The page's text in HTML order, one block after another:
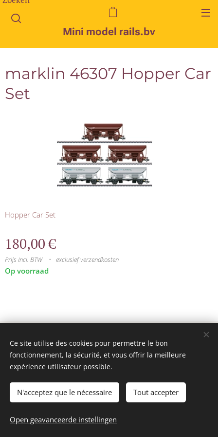
Mini model rails.bv
marklin 46307 Hopper Car
Set
Hopper Car Set
180,00€
Prijs Incl. BTW exclusief verzendkosten
Op voorraad
Toevoegen aan de winkelwagen
mini model rails
Talen
Français
Nederlands
Ce site utilise des cookies pour permettre le bon
fonctionnement, la sécurité, et vous offrir la meilleure
expérience utilisateur possible.
N'acceptez que le nécessaire Tout accepter
Open geavanceerde instellingen